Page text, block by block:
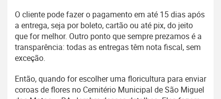
O cliente pode fazer o pagamento em até 15 dias após
a entrega, seja por boleto, cartão ou até pix, do jeito
que for melhor. Outro ponto que sempre prezamos é a
transparência: todas as entregas têm nota fiscal, sem
exceção.
Então, quando for escolher uma floricultura para enviar
coroas de flores no Cemitério Municipal de São Miguel